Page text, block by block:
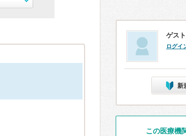
ゲスト
ログイ
新
この医療機